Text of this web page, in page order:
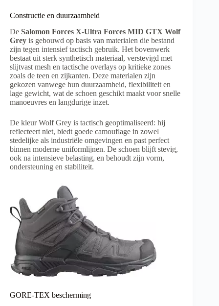
Constructie en duurzaamheid
De Salomon Forces X-Ultra Forces MID GTX Wolf
Grey is gebouwd op basis van materialen die bestand
zijn tegen intensief tactisch gebruik. Het bovenwerk
bestaat uit sterk synthetisch materiaal, verstevigd met
slijtvast mesh en tactische overlays op kritieke zones
zoals de teen en zijkanten. Deze materialen zijn
gekozen vanwege hun duurzaamheid, flexibiliteit en
lage gewicht, wat de schoen geschikt maakt voor snelle
manoeuvres en langdurige inzet.
De kleur Wolf Grey is tactisch geoptimaliseerd: hij
reflecteert niet, biedt goede camouflage in zowel
stedelijke als industriële omgevingen en past perfect
binnen moderne uniformlijnen. De schoen blijft stevig,
ook na intensieve belasting, en behoudt zijn vorm,
ondersteuning en stabiliteit.
GORE-TEX bescherming